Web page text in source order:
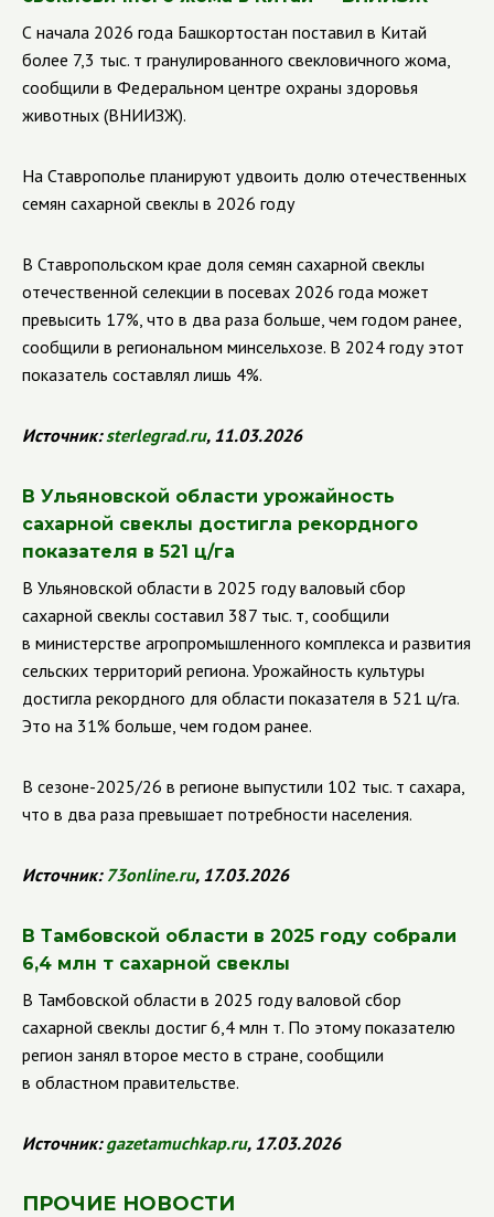
С начала 2026 года Башкортостан поставил в Китай
более 7,3 тыс. т гранулированного свекловичного жома,
сообщили в Федеральном центре охраны здоровья
животных (ВНИИЗЖ).
На Ставрополье планируют удвоить долю отечественных
семян сахарной свеклы в 2026 году
В Ставропольском крае доля семян сахарной свеклы
отечественной селекции в посевах 2026 года может
превысить 17%, что в два раза больше, чем годом ранее,
сообщили в региональном минсельхозе. В 2024 году этот
показатель составлял лишь 4%.
Источник:sterlegrad.ru, 11.03.2026
В Ульяновской области урожайность
сахарной свеклы достигла рекордного
показателя в 521 ц/га
В Ульяновской области в 2025 году валовый сбор
сахарной свеклы составил 387 тыс. т, сообщили
в министерстве агропромышленного комплекса и развития
сельских территорий региона. Урожайность культуры
достигла рекордного для области показателя в 521 ц/га.
Это на 31% больше, чем годом ранее.
В сезоне-2025/26 в регионе выпустили 102 тыс. т сахара,
что в два раза превышает потребности населения.
Источник: 73online.ru, 17.03.2026
В Тамбовской области в 2025 году собрали
6,4 млн т сахарной свеклы
В Тамбовской области в 2025 году валовой сбор
сахарной свеклы достиг 6,4 млн т. По этому показателю
регион занял второе место в стране, сообщили
в областном правительстве.
Источник:gazetamuchkap.ru, 17.03.2026
ПРОЧИЕ НОВОСТИ